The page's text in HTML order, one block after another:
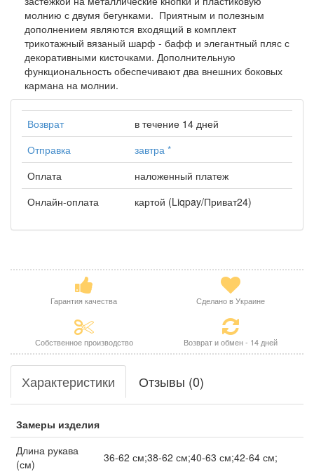
молнию с двумя бегунками. Приятным и полезным
дополнением являются входящий в комплект
трикотажный вязаный шарф - бафф и элегантный пляс с
декоративными кисточками. Дополнительную
функциональность обеспечивают два внешних боковых
кармана на молнии.
Возврат
в течение 14 дней
Отправка
завтра *
Оплата
наложенный платеж
Онлайн-оплата
картой (Liqpay/Приват24)
Гарантия качества Сделано в Украине
Собственное производство Возврат и обмен - 14 дней
Характеристики Отзывы (0)
Замеры изделия
Длина рукава
(см)
36-62 см;38-62 см;40-63 см;42-64 см;